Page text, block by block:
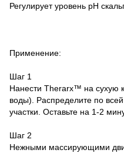
Регулирует уровень рН
Применение:
Шаг 1
Нанести Therarx™ на сухую
воды). Распределите по
участки. Оставьте на 1-2
Шаг 2
Нежными массирующими